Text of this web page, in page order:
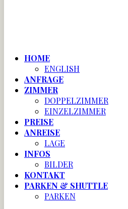
HOME
ENGLISH
ANFRAGE
ZIMMER
DOPPELZIMMER
EINZELZIMMER
PREISE
ANREISE
LAGE
INFOS
BILDER
KONTAKT
PARKEN & SHUTTLE
PARKEN